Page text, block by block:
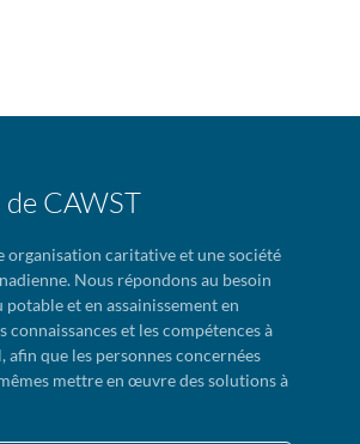
CAWST
organisation caritative et une société
Nous répondons au besoin
potable et en assainissement en
connaissances et les compétences à
afin que les personnes concernées
mettre en œuvre des solutions à